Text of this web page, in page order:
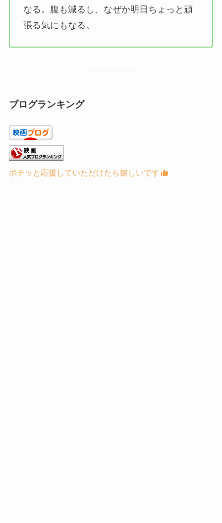
なる。腹も減るし、なぜか明日ちょっと頑
張る気にもなる。
ブログランキング
ポチッと応援していただけたら嬉しいです